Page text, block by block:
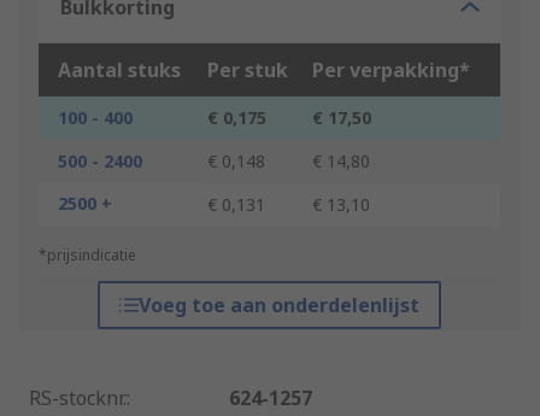
Bulkkorting
Aantal stuks Per stuk Per verpakking*
100 - 400 € 0,175
€ 17,50
500 - 2400
€ 0,148
€ 14,80
2500 +
€ 0,131 € 13,10
*prijsindicatie
Voeg toe aan onderdelenlijst
RS-stocknr.:
624-1257